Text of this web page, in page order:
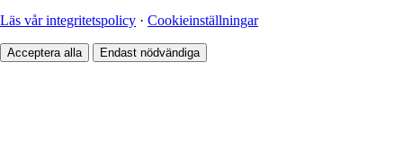
Läs vår integritetspolicy · Cookieinställningar
Acceptera alla Endast nödvändiga